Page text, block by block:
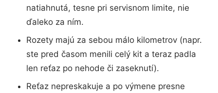
natiahnutá, tesne pri servisnom limite, nie
ďaleko za ním.
Rozety majú za sebou málo kilometrov (napr.
ste pred časom menili celý kit a teraz padla
len reťaz po nehode či zaseknutí).
Reťaz nepreskakuje a po výmene presne